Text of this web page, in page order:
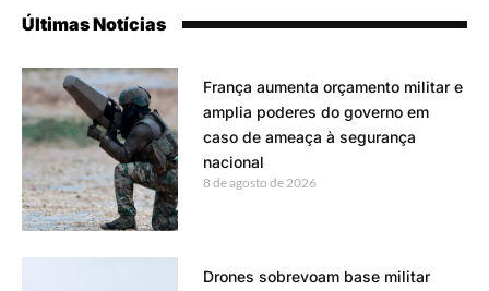
Últimas Notícias
França aumenta orçamento militar e
amplia poderes do governo em
caso de ameaça à segurança
nacional
8 de agosto de 2026
Drones sobrevoam base militar